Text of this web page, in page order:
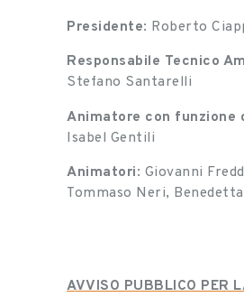
Presidente: Roberto
Responsabile Tecnico
Stefano Santarelli
Animatore con funzione
Isabel Gentili
Animatori: Giovanni
Tommaso Neri,
AVVISO PUBBLICO PER